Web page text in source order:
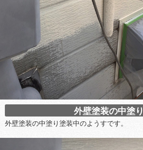
外壁塗装の中塗り
外壁塗装の中塗り塗装中のようすです。